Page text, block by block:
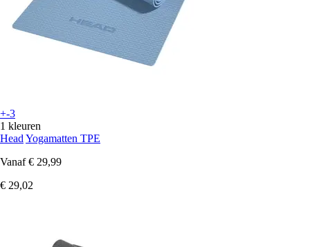
+-3
1 kleuren
Head Yogamatten TPE
Vanaf € 29,99
€ 29,02